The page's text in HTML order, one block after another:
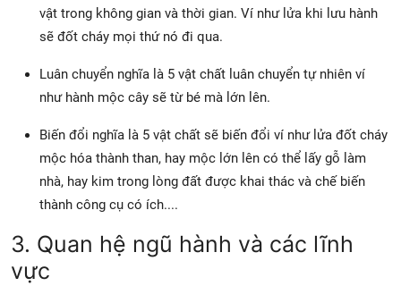
vật trong không gian và thời gian. Ví như lửa khi lưu hành
sẽ đốt cháy mọi thứ nó đi qua.
Luân chuyển nghĩa là 5 vật chất luân chuyển tự nhiên ví
như hành mộc cây sẽ từ bé mà lớn lên.
Biến đổi nghĩa là 5 vật chất sẽ biến đổi ví như lửa đốt cháy
mộc hóa thành than, hay mộc lớn lên có thể lấy gỗ làm
nhà, hay kim trong lòng đất được khai thác và chế biến
thành công cụ có ích....
3. Quan hệ ngũ hành và các lĩnh
vực